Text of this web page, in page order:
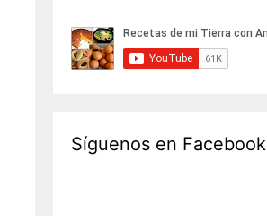
Síguenos en Facebook